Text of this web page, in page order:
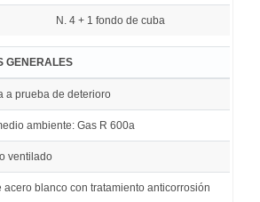
N. 4 + 1 fondo de cuba
GENERALES
a prueba de deterioro
ambiente: Gas R 600a
ventilado
acero blanco con tratamiento anticorrosión